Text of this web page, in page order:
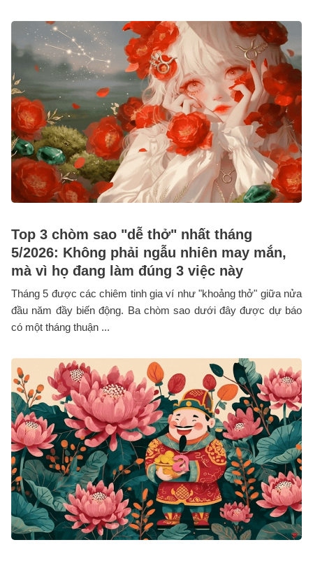
Top 3 chòm sao "dễ thở" nhất tháng
5/2026: Không phải ngẫu nhiên may mắn,
mà vì họ đang làm đúng 3 việc này
Tháng 5 được các chiêm tinh gia ví như "khoảng thở" giữa nửa
đầu năm đầy biến động. Ba chòm sao dưới đây được dự báo
có một tháng thuận ...